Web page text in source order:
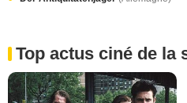
Top actus ciné de la